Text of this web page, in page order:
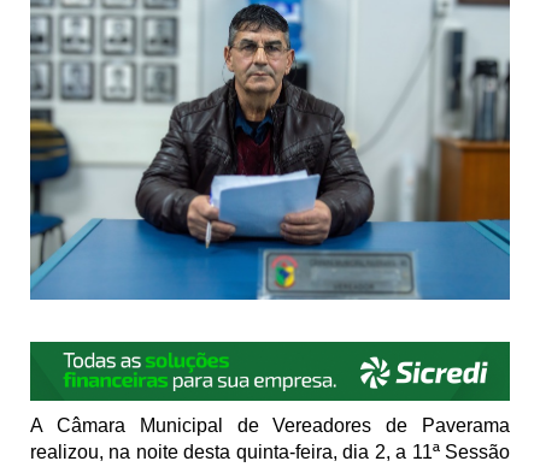
A Câmara Municipal de Vereadores de Paverama
realizou, na noite desta quinta-feira, dia 2, a 11ª Sessão